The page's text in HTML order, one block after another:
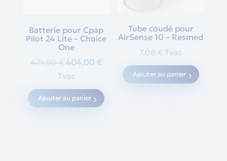
Batterie pour Cpap
Pilot 24 Lite – Choice
One
471,90€ Original
price
was:
471,90 €.
404,00 €Current
404,00 €.
Tvac
Ajouter au panier
Tube coudé pour
AirSense 10 – Resmed
7,08€ Tvac
Ajouter au panier